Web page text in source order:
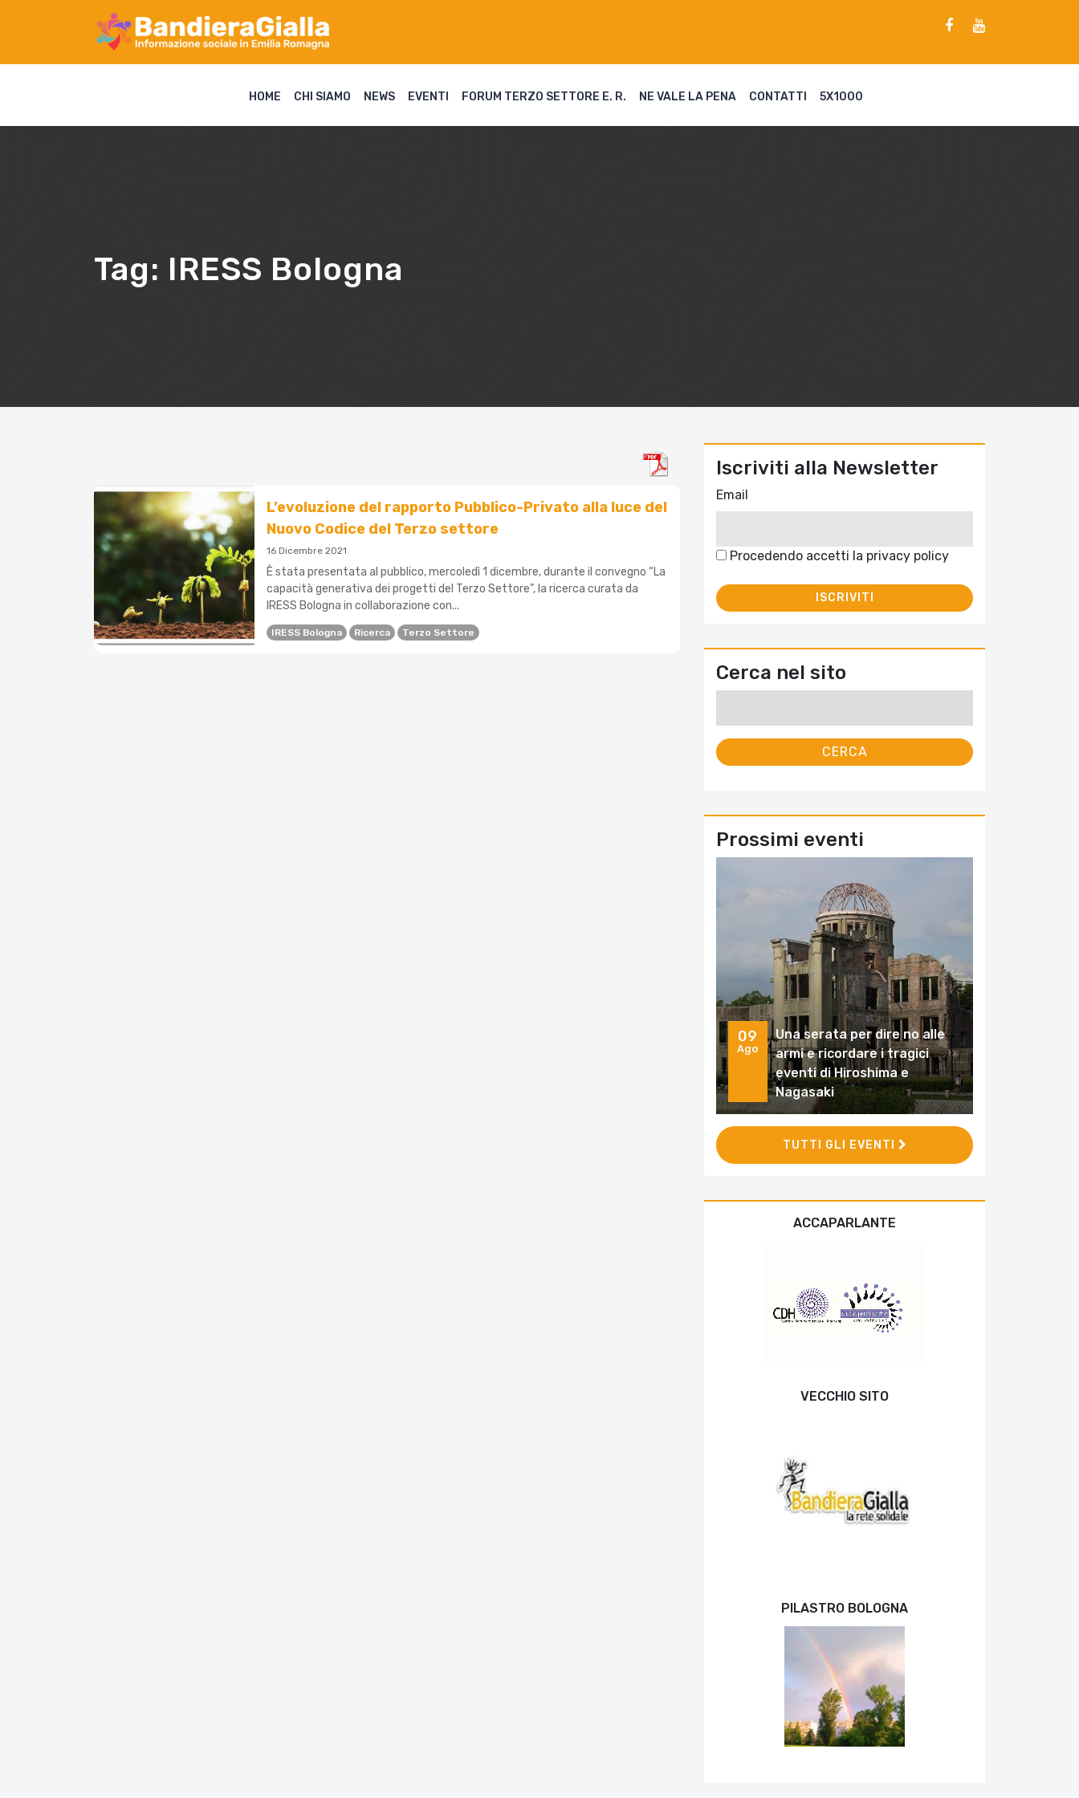
HOME CHI SIAMO NEWS EVENTI FORUM TERZO SETTORE E. R. NE VALE LA PENA CONTATTI 5X1000
Tag: IRESS Bologna
L’evoluzione del rapporto Pubblico-Privato alla luce del
Nuovo Codice del Terzo settore
16 Dicembre 2021
È stata presentata al pubblico, mercoledì 1 dicembre, durante il convegno “La
capacità generativa dei progetti del Terzo Settore”, la ricerca curata da
IRESS Bologna in collaborazione con...
IRESS Bologna Ricerca Terzo Settore
Iscriviti alla Newsletter
Email
Procedendo accetti la privacy policy
Cerca nel sito
Prossimi eventi
09
Ago
Una serata per dire no alle
armi e ricordare i tragici
eventi di Hiroshima e
Nagasaki
TUTTI GLI EVENTI
ACCAPARLANTE
VECCHIO SITO
PILASTRO BOLOGNA